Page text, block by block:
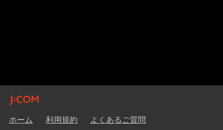
ホーム 利用規約 よくあるご質問